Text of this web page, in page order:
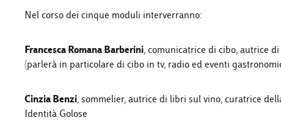
Nel corso dei cinque moduli interverranno:
Francesca Romana Barberini, comunicatrice di cibo, autrice
(parlerà in particolare di cibo in tv, radio ed eventi
Cinzia Benzi, sommelier, autrice di libri sul vino, curatrice
Identità Golose